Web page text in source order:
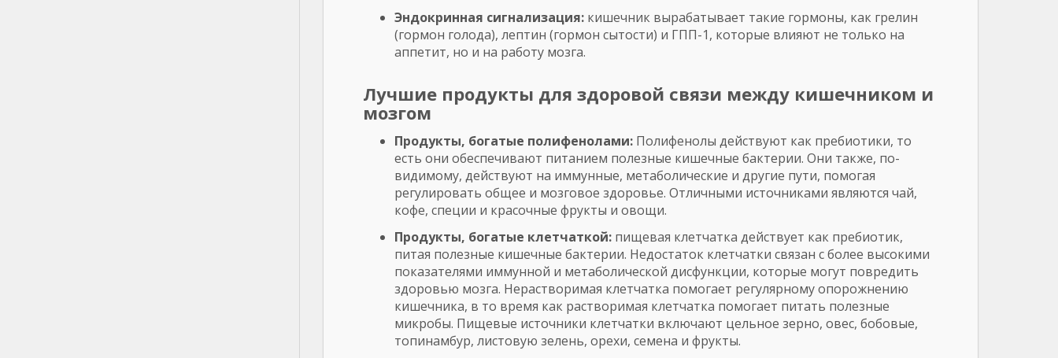
Эндокринная сигнализация:кишечник вырабатывает такие гормоны, как грелин
(гормон голода), лептин (гормон сытости) и ГПП-1, которые влияют не только на
аппетит, но и на работу мозга.
Лучшие продукты для здоровой связи между кишечником и
мозгом
Продукты, богатые полифенолами:Полифенолы действуют как пребиотики, то
есть они обеспечивают питанием полезные кишечные бактерии. Они также, по-
видимому, действуют на иммунные, метаболические и другие пути, помогая
регулировать общее и мозговое здоровье. Отличными источниками являются чай,
кофе, специи и красочные фрукты и овощи.
Продукты, богатые клетчаткой:пищевая клетчатка действует как пребиотик,
питая полезные кишечные бактерии. Недостаток клетчатки связан с более высокими
показателями иммунной и метаболической дисфункции, которые могут повредить
здоровью мозга. Нерастворимая клетчатка помогает регулярному опорожнению
кишечника, в то время как растворимая клетчатка помогает питать полезные
микробы. Пищевые источники клетчатки включают цельное зерно, овес, бобовые,
топинамбур, листовую зелень, орехи, семена и фрукты.